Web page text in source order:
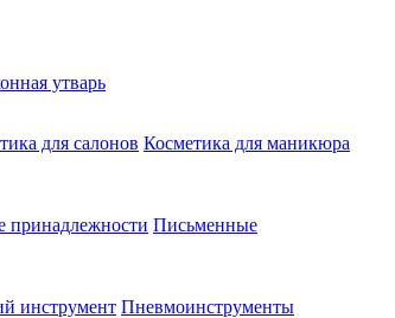
утварь
для салонов Косметика для маникюра
принадлежности Письменные
инструмент Пневмоинструменты